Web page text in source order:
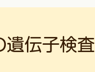
遺伝子検査